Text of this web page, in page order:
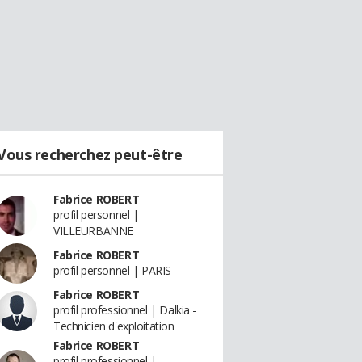
recherchez peut-être
Fabrice ROBERT
profil personnel |
VILLEURBANNE
Fabrice ROBERT
profil personnel | PARIS
Fabrice ROBERT
profil professionnel | Dalkia -
Technicien d'exploitation
Fabrice ROBERT